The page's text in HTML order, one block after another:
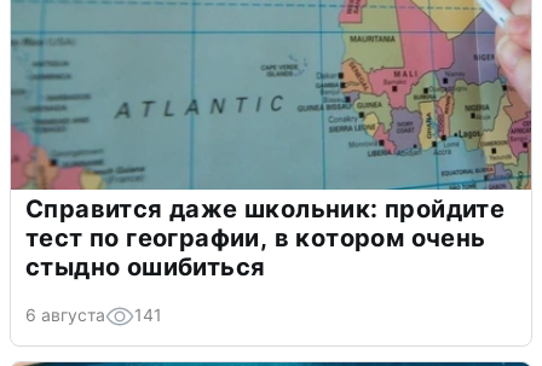
Справится даже школьник: пройдите
тест по географии, в котором очень
стыдно ошибиться
6 августа 141